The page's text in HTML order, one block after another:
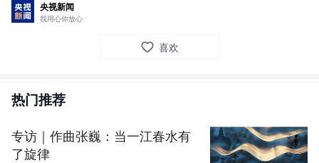
科技”让博士团沉浸式体验AR教学、AI辅助诊断及手术机器人实操，
走向国际，向“一带一路”共建国家推广中国口腔医疗标准，擦亮中国
责任编辑：郑轶
央视新闻
我用心你放心
喜欢
热门推荐
专访｜作曲张巍：当一江春水有
了旋律